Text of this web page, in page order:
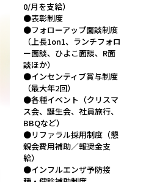
0/月を支給）
●表彰制度
●フォローアップ面談制度
（上長1on1、ランチフォロ
ー面談、ひよこ面談、R面
談ほか）
●インセンティブ賞与制度
（最大年2回）
●各種イベント（クリスマ
ス会、誕生会、社員旅行、
BBQなど）
●リファラル採用制度（懇
親会費用補助／報奨金支
給）
●インフルエンザ予防接